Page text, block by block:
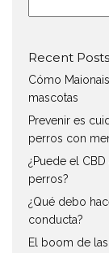
Recent Posts
Cómo
mascotas
Prevenir es
perros con
¿Puede el
perros?
¿Qué debo
conducta?
El boom de